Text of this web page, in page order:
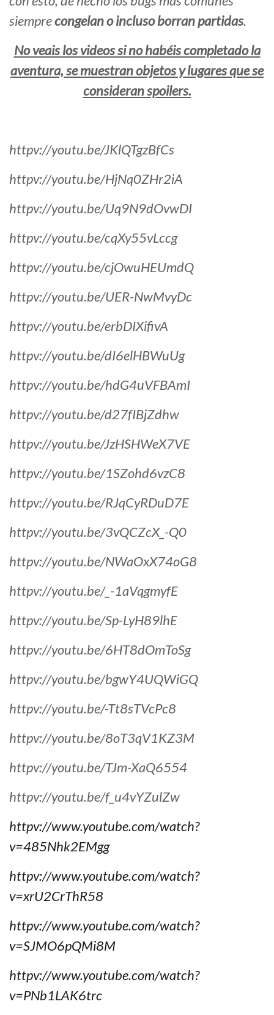
siemprecongelan o incluso borran partidas.
No veais los videos si no habéis completado la
aventura, se muestran objetos y lugares que se
consideran spoilers.
httpv://youtu.be/JKlQTgzBfCs
httpv://youtu.be/HjNq0ZHr2iA
httpv://youtu.be/Uq9N9dOvwDI
httpv://youtu.be/cqXy55vLccg
httpv://youtu.be/cjOwuHEUmdQ
httpv://youtu.be/UER-NwMvyDc
httpv://youtu.be/erbDIXifivA
httpv://youtu.be/dI6elHBWuUg
httpv://youtu.be/hdG4uVFBAmI
httpv://youtu.be/d27fIBjZdhw
httpv://youtu.be/JzHSHWeX7VE
httpv://youtu.be/1SZohd6vzC8
httpv://youtu.be/RJqCyRDuD7E
httpv://youtu.be/3vQCZcX_-Q0
httpv://youtu.be/NWaOxX74oG8
httpv://youtu.be/_-1aVqgmyfE
httpv://youtu.be/Sp-LyH89lhE
httpv://youtu.be/6HT8dOmToSg
httpv://youtu.be/bgwY4UQWiGQ
httpv://youtu.be/-Tt8sTVcPc8
httpv://youtu.be/8oT3qV1KZ3M
httpv://youtu.be/TJm-XaQ6554
httpv://youtu.be/f_u4vYZulZw
httpv://www.youtube.com/watch?
v=485Nhk2EMgg
httpv://www.youtube.com/watch?
v=xrU2CrThR58
httpv://www.youtube.com/watch?
v=SJMO6pQMi8M
httpv://www.youtube.com/watch?
v=PNb1LAK6trc